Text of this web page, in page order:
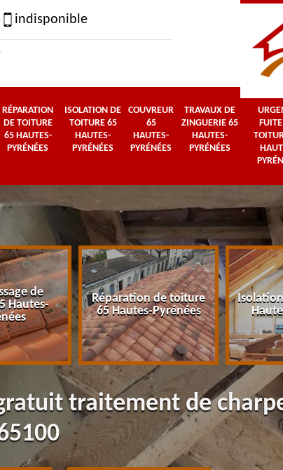
indisponible
RÉPARATION
DE TOITURE
65 HAUTES-
PYRÉNÉES
ISOLATION DE
TOITURE 65
HAUTES-
PYRÉNÉES
COUVREUR
65
HAUTES-
PYRÉNÉES
TRAVAUX DE
ZINGUERIE 65
HAUTES-
PYRÉNÉES
de
Hautes-
Réparation de toiture
65 Hautes-Pyrénées
traitement de